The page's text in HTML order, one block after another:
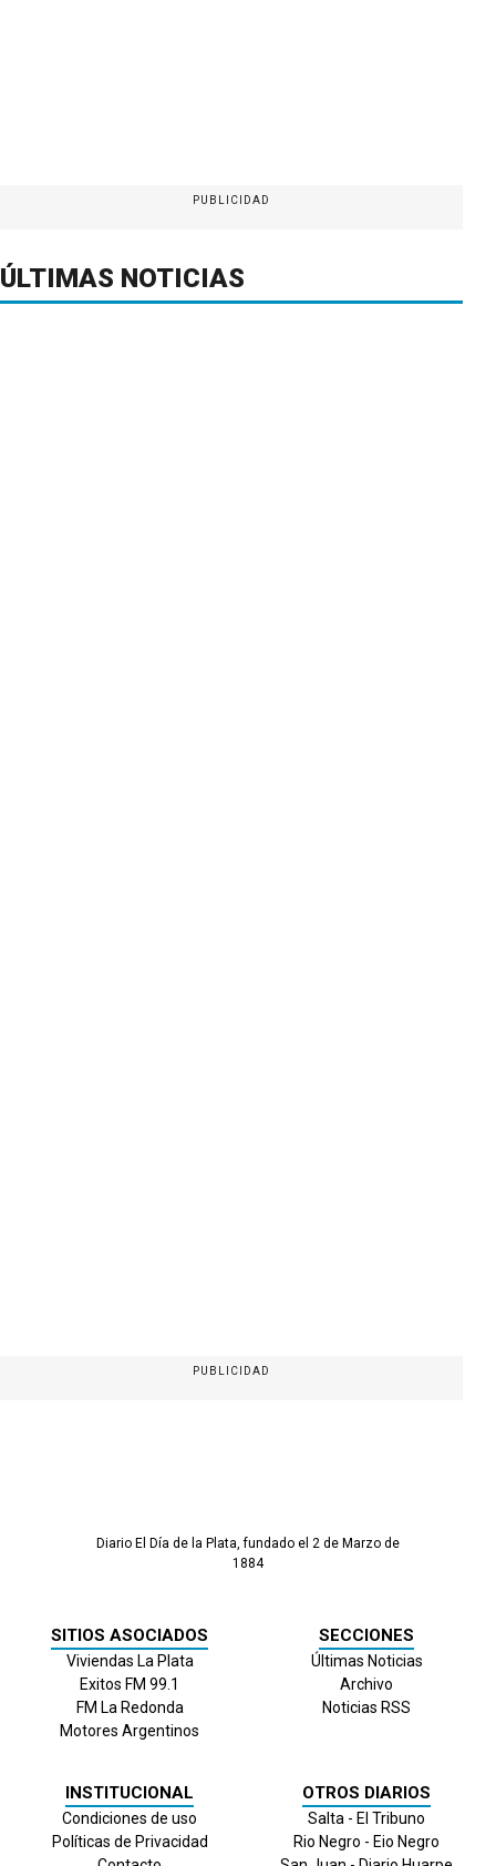
PUBLICIDAD
ÚLTIMAS NOTICIAS
PUBLICIDAD
Diario El Día de la Plata, fundado el 2 de Marzo de
1884
SITIOS ASOCIADOS
Viviendas La Plata
Exitos FM 99.1
FM La Redonda
Motores Argentinos
SECCIONES
Últimas Noticias
Archivo
Noticias RSS
INSTITUCIONAL
Condiciones de uso
Políticas de Privacidad
OTROS DIARIOS
Salta - El Tribuno
Rio Negro - Eio Negro